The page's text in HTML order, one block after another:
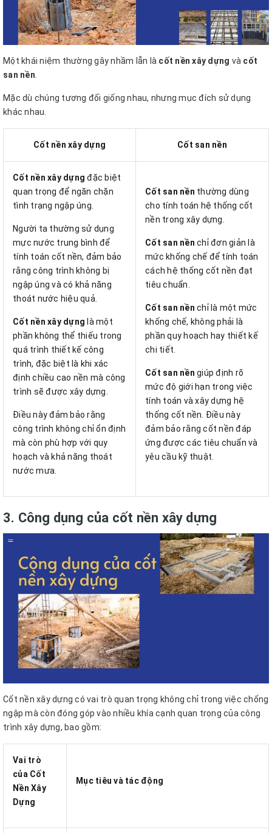
Một khái niệm thường gây nhầm lẫn là cốt nền xây dựng và cốt
san nền.
Mặc dù chúng tương đối giống nhau, nhưng mục đích sử dụng
khác nhau.
Cốt nền xây dựng Cốt san nền
Cốt nền xây dựng đặc biệt
quan trọng để ngăn chặn
tình trạng ngập úng.
Người ta thường sử dụng
mực nước trung bình để
tính toán cốt nền, đảm bảo
rằng công trình không bị
ngập úng và có khả năng
thoát nước hiệu quả.
Cốt nền xây dựng là một
phần không thể thiếu trong
quá trình thiết kế công
trình, đặc biệt là khi xác
định chiều cao nền mà công
trình sẽ được xây dựng.
Điều này đảm bảo rằng
công trình không chỉ ổn định
mà còn phù hợp với quy
hoạch và khả năng thoát
nước mưa.
Cốt san nền thường dùng
cho tính toán hệ thống cốt
nền trong xây dựng.
Cốt san nền chỉ đơn giản là
mức khống chế để tính toán
cách hệ thống cốt nền đạt
tiêu chuẩn.
Cốt san nền chỉ là một mức
khống chế, không phải là
phần quy hoạch hay thiết kế
chi tiết.
Cốt san nền giúp định rõ
mức độ giới hạn trong việc
tính toán và xây dựng hệ
thống cốt nền. Điều này
đảm bảo rằng cốt nền đáp
ứng được các tiêu chuẩn và
yêu cầu kỹ thuật.
3. Công dụng của cốt nền xây dựng
Cốt nền xây dựng có vai trò quan trọng không chỉ trong việc chống
ngập mà còn đóng góp vào nhiều khía cạnh quan trọng của công
trình xây dựng, bao gồm:
Vai trò
của Cốt
Nền Xây
Dựng
Mục tiêu và tác động